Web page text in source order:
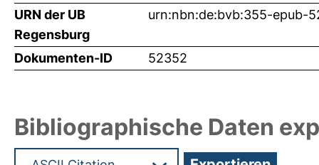
URN der UB
Regensburg
urn:nbn:de:bvb:355-epub-
Dokumenten-ID 52352
Bibliographische Daten